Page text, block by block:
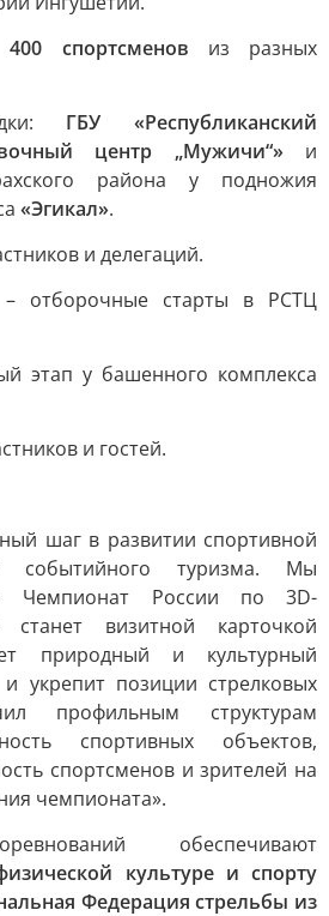
спортсменов из разных
ГБУ «Республиканский
центр „Мужичи“»и
района у подножия
«Эгикал».
и делегаций.
отборочные старты в РСТЦ
этап у башенного комплекса
и гостей.
шаг в развитии спортивной
событийного туризма. Мы
Чемпионат России по 3D-
визитной карточкой
природный и культурный
укрепит позиции стрелковых
профильным структурам
спортивных объектов,
спортсменов и зрителей на
чемпионата».
обеспечивают
культуре и спорту
Федерация стрельбы из